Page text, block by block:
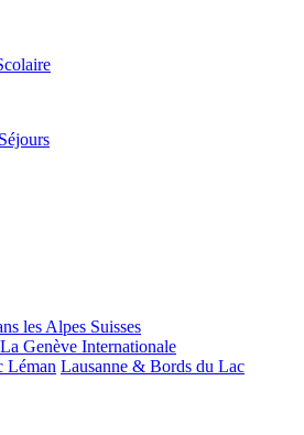
les Alpes Suisses
La Genève Internationale
Léman Lausanne & Bords du Lac